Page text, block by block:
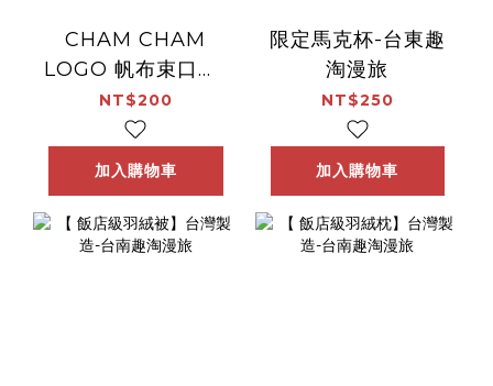
CHAM CHAM
LOGO 帆布束口袋-
台東趣淘漫旅
NT$200
加入購物車
限定馬克杯-台東趣
淘漫旅
NT$250
加入購物車